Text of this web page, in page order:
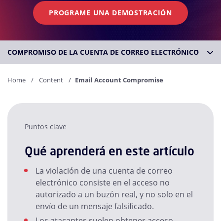
PROGRAME UNA DEMOSTRACIÓN
COMPROMISO DE LA CUENTA DE CORREO ELECTRÓNICO
Home Content Email Account Compromise
Puntos clave
Qué aprenderá en este artículo
La violación de una cuenta de correo
electrónico consiste en el acceso no
autorizado a un buzón real, y no solo en el
envío de un mensaje falsificado.